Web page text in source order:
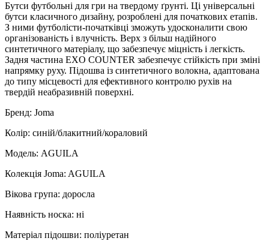
Бутси футбольні для гри на твердому ґрунті. Ці універсальні
бутси класичного дизайну, розроблені для початкових етапів.
З ними футболісти-початківці зможуть удосконалити свою
організованість і влучність. Верх з більш надійного
синтетичного матеріалу, що забезпечує міцність і легкість.
Задня частина EXO COUNTER забезпечує стійкість при зміні
напрямку руху. Підошва із синтетичного волокна, адаптована
до типу місцевості для ефективного контролю рухів на
твердій неабразивній поверхні.
Бренд: Joma
Колір: синій/блакитний/кораловий
Модель: AGUILA
Колекція Joma: AGUILA
Вікова група: доросла
Наявність носка: ні
Матеріал підошви: поліуретан